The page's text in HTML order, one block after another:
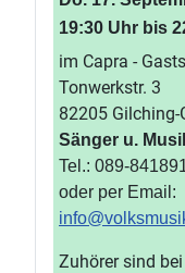
19:30 Uhr bis
im Capra -
Tonwerkstr. 3
82205 Gilching-
Sänger u.
Tel.: 089-
oder per Email:
Zuhörer sind